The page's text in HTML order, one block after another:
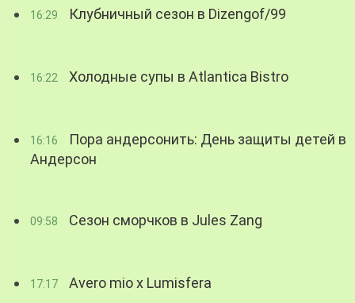
16:29 Клубничный сезон в Dizengof/99
16:22 Холодные супы в Atlantica Bistro
16:16
Пора андерсонить: День защиты детей в
Андерсон
09:58 Сезон сморчков в Jules Zang
17:17 Avero mio x Lumisfera